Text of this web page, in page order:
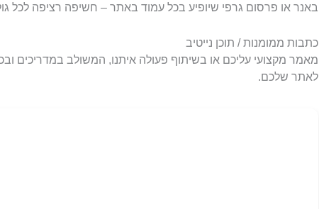
באנר או פרסום גרפי שיופיע בכל עמוד באתר – חשיפה רציפה לכל
כתבות ממומנות / תוכן נייטיב
מאמר מקצועי עליכם או בשיתוף פעולה איתנו, המשולב במדריכים
לאתר שלכם.